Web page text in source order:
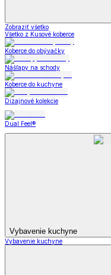
Zobraziť všetko
Všetko z Kusové koberce
Koberce do obývačky
Nášľapy na schody
Koberce do kuchyne
Dizajnové kolekcie
Dual Feel®
Vybavenie kuchyne
Vybavenie kuchyne